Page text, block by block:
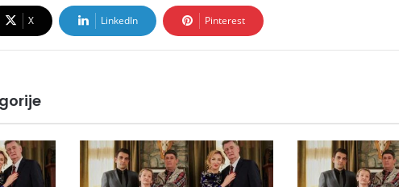
X LinkedIn Pinterest